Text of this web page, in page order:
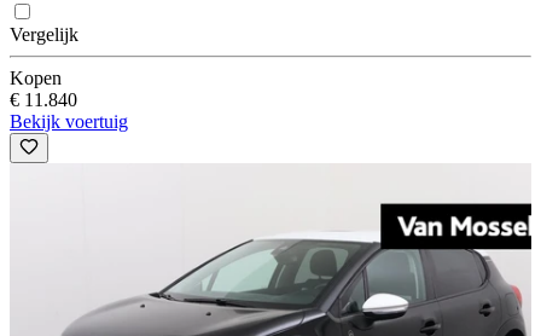
Vergelijk
Kopen
€ 11.840
Bekijk voertuig